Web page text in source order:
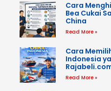
Cara
Bea Cukai
China
Read More »
Cara
Indonesia
Read More »